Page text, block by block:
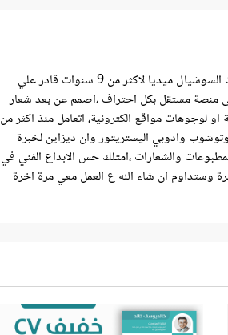
مرحبا اسمي الخير عمر ، مصمم جرافيك وتصميم اعلاني متخصص في تصميم الشعارات واعلانات السوشيال ميديا لاكثر من 9 سنوات قادر علي
وبساطة ، متمرس بفضل الله وقمت بعمل أكثر من 47 مشروع على منصة مستقل بكل احتراف ،اصمم عن بعد شعار
لوجوهات مواقع الكترونية، اتعامل منذ اكثر من
وادوبي اليستريتور وان ديزاين لخبرة
والشعارات ،امتلك حس الابداع الفني في
وستداوم ان شاء الله ع العمل معي مرة اخرة